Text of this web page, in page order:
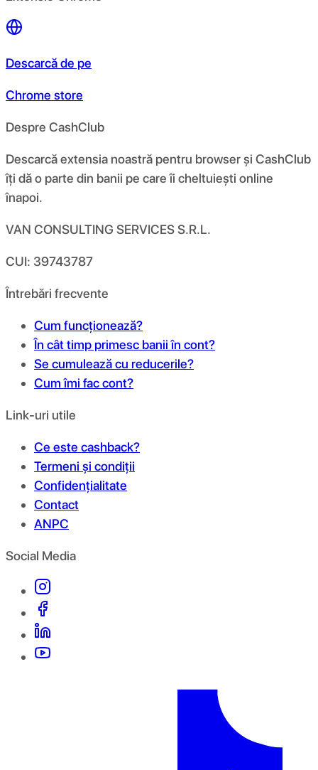
Descarcă de pe
Chrome store
Despre CashClub
Descarcă extensia noastră pentru browser și CashClub
îți dă o parte din banii pe care îi cheltuiești online
înapoi.
VAN CONSULTING SERVICES S.R.L.
CUI: 39743787
Întrebări frecvente
Cum funcționează?
În cât timp primesc banii în cont?
Se cumulează cu reducerile?
Cum îmi fac cont?
Link-uri utile
Ce este cashback?
Termeni și condiții
Confidențialitate
Contact
ANPC
Social Media